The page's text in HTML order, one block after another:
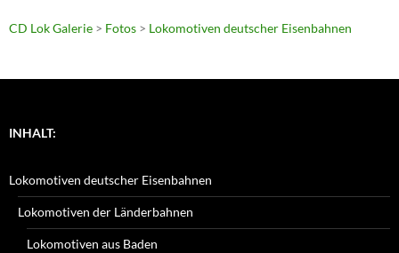
CD Lok Galerie > Fotos > Lokomotiven deutscher Eisenbahnen
INHALT:
Lokomotiven deutscher Eisenbahnen
Lokomotiven der Länderbahnen
Lokomotiven aus Baden